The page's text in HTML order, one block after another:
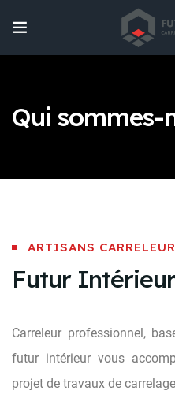
Qui sommes-
ARTISANS
Futur Intérieur
Carreleur professionnel,
futur intérieur vous
projet de travaux de